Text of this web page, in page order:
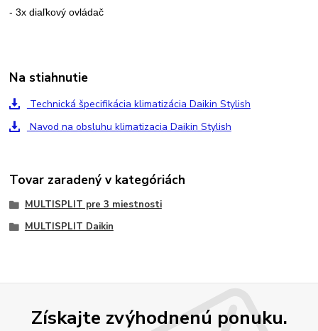
- 3x diaľkový ovládač
Na stiahnutie
Technická špecifikácia klimatizácia Daikin Stylish
Navod na obsluhu klimatizacia Daikin Stylish
Tovar zaradený v kategóriách
MULTISPLIT pre 3 miestnosti
MULTISPLIT Daikin
Získajte zvýhodnenú ponuku.